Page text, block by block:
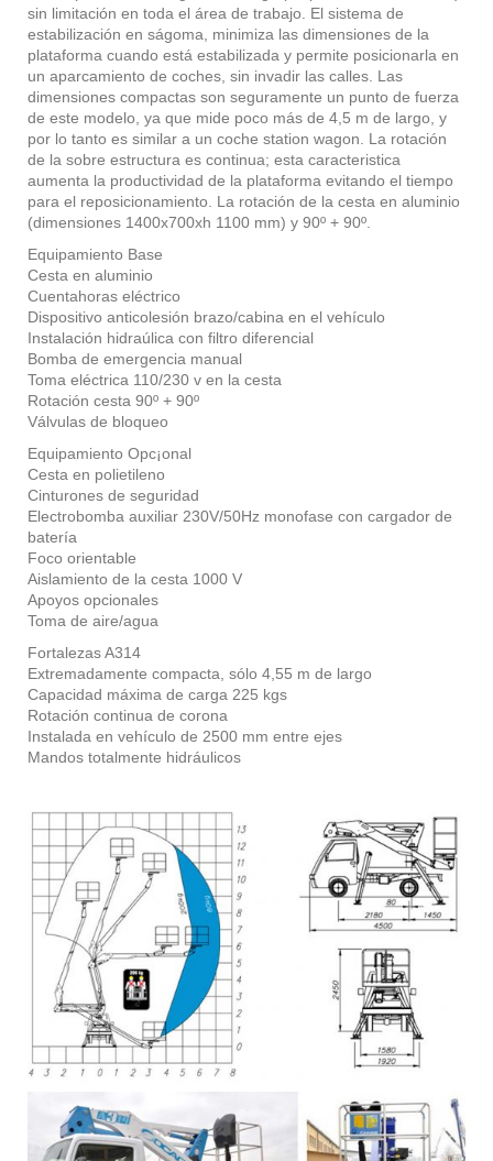
sin limitación en toda el área de trabajo. El sistema de
estabilización en ságoma, minimiza las dimensiones de la
plataforma cuando está estabilizada y permite posicionarla en
un aparcamiento de coches, sin invadir las calles. Las
dimensiones compactas son seguramente un punto de fuerza
de este modelo, ya que mide poco más de 4,5 m de largo, y
por lo tanto es similar a un coche station wagon. La rotación
de la sobre estructura es continua; esta caracteristica
aumenta la productividad de la plataforma evitando el tiempo
para el reposicionamiento. La rotación de la cesta en aluminio
(dimensiones 1400x700xh 1100 mm) y 90º + 90º.
Equipamiento Base
Cesta en aluminio
Cuentahoras eléctrico
Dispositivo anticolesión brazo/cabina en el vehículo
Instalación hidraúlica con filtro diferencial
Bomba de emergencia manual
Toma eléctrica 110/230 v en la cesta
Rotación cesta 90º + 90º
Válvulas de bloqueo
Equipamiento Opc¡onal
Cesta en polietileno
Cinturones de seguridad
Electrobomba auxiliar 230V/50Hz monofase con cargador de
batería
Foco orientable
Aislamiento de la cesta 1000 V
Apoyos opcionales
Toma de aire/agua
Fortalezas A314
Extremadamente compacta, sólo 4,55 m de largo
Capacidad máxima de carga 225 kgs
Rotación continua de corona
Instalada en vehículo de 2500 mm entre ejes
Mandos totalmente hidráulicos